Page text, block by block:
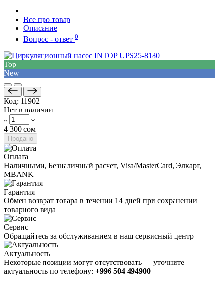
Все про товар
Описание
Вопрос - ответ 0
Top
New
Код: 11902
Нет в наличии
4 300 сом
Продано
Оплата
Наличными, Безналичный расчет, Visa/MasterCard, Элкарт,
MBANK
Гарантия
Обмен возврат товара в течении 14 дней при сохранении
товарного вида
Сервис
Обращайтесь за обслуживанием в наш сервисный центр
Актуальность
Некоторые позиции могут отсутствовать — уточните
актуальность по телефону: +996 504 494900